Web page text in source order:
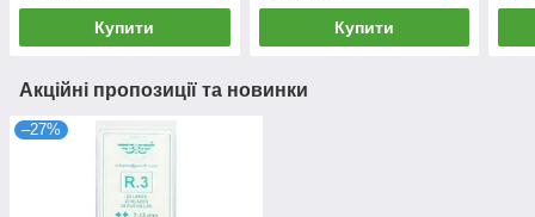
Купити Купити
Акційні пропозиції та новинки
–27%